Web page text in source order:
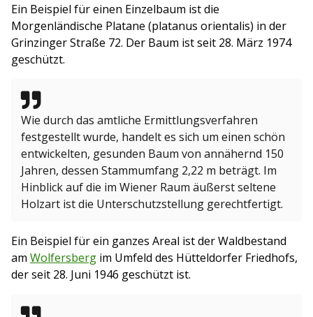
Ein Beispiel für einen Einzelbaum ist die
Morgenländische Platane (platanus orientalis) in der
Grinzinger Straße 72. Der Baum ist seit 28. März 1974
geschützt.
Wie durch das amtliche Ermittlungsverfahren
festgestellt wurde, handelt es sich um einen schön
entwickelten, gesunden Baum von annähernd 150
Jahren, dessen Stammumfang 2,22 m beträgt. Im
Hinblick auf die im Wiener Raum äußerst seltene
Holzart ist die Unterschutzstellung gerechtfertigt.
Ein Beispiel für ein ganzes Areal ist der Waldbestand
am Wolfersberg im Umfeld des Hütteldorfer Friedhofs,
der seit 28. Juni 1946 geschützt ist.